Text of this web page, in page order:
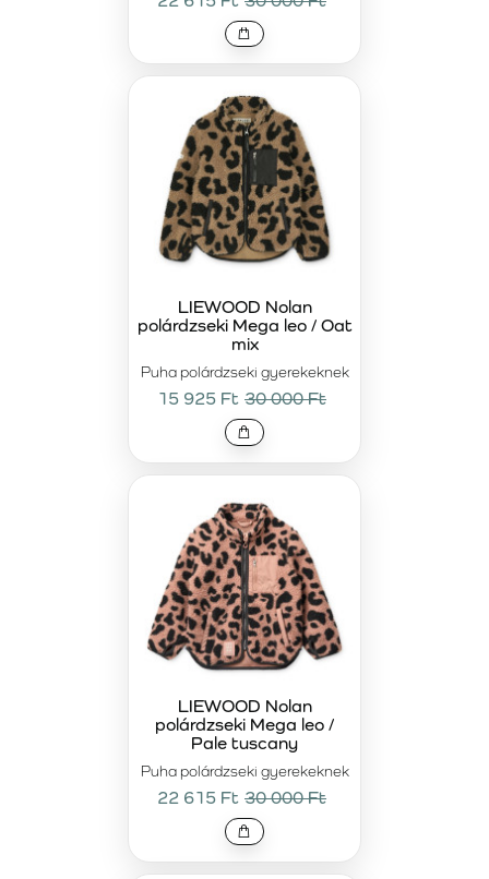
Puha polárdzseki gyerekeknek
LIEWOOD Nolan
polárdzseki Mega leo / Oat
mix
15 925 Ft 30 000 Ft
Puha polárdzseki gyerekeknek
LIEWOOD Nolan
polárdzseki Mega leo /
Pale tuscany
22 615 Ft 30 000 Ft